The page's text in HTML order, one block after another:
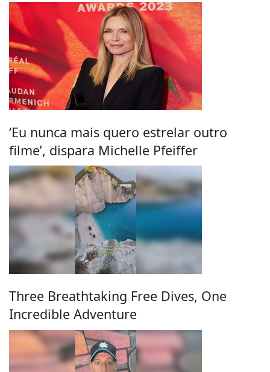
‘Eu nunca mais quero estrelar outro
filme’, dispara Michelle Pfeiffer
Three Breathtaking Free Dives, One
Incredible Adventure